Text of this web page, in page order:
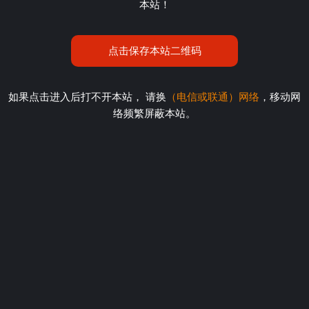
本站！
点击保存本站二维码
如果点击进入后打不开本站， 请换 （电信或联通）网络 ，移动网
络频繁屏蔽本站。